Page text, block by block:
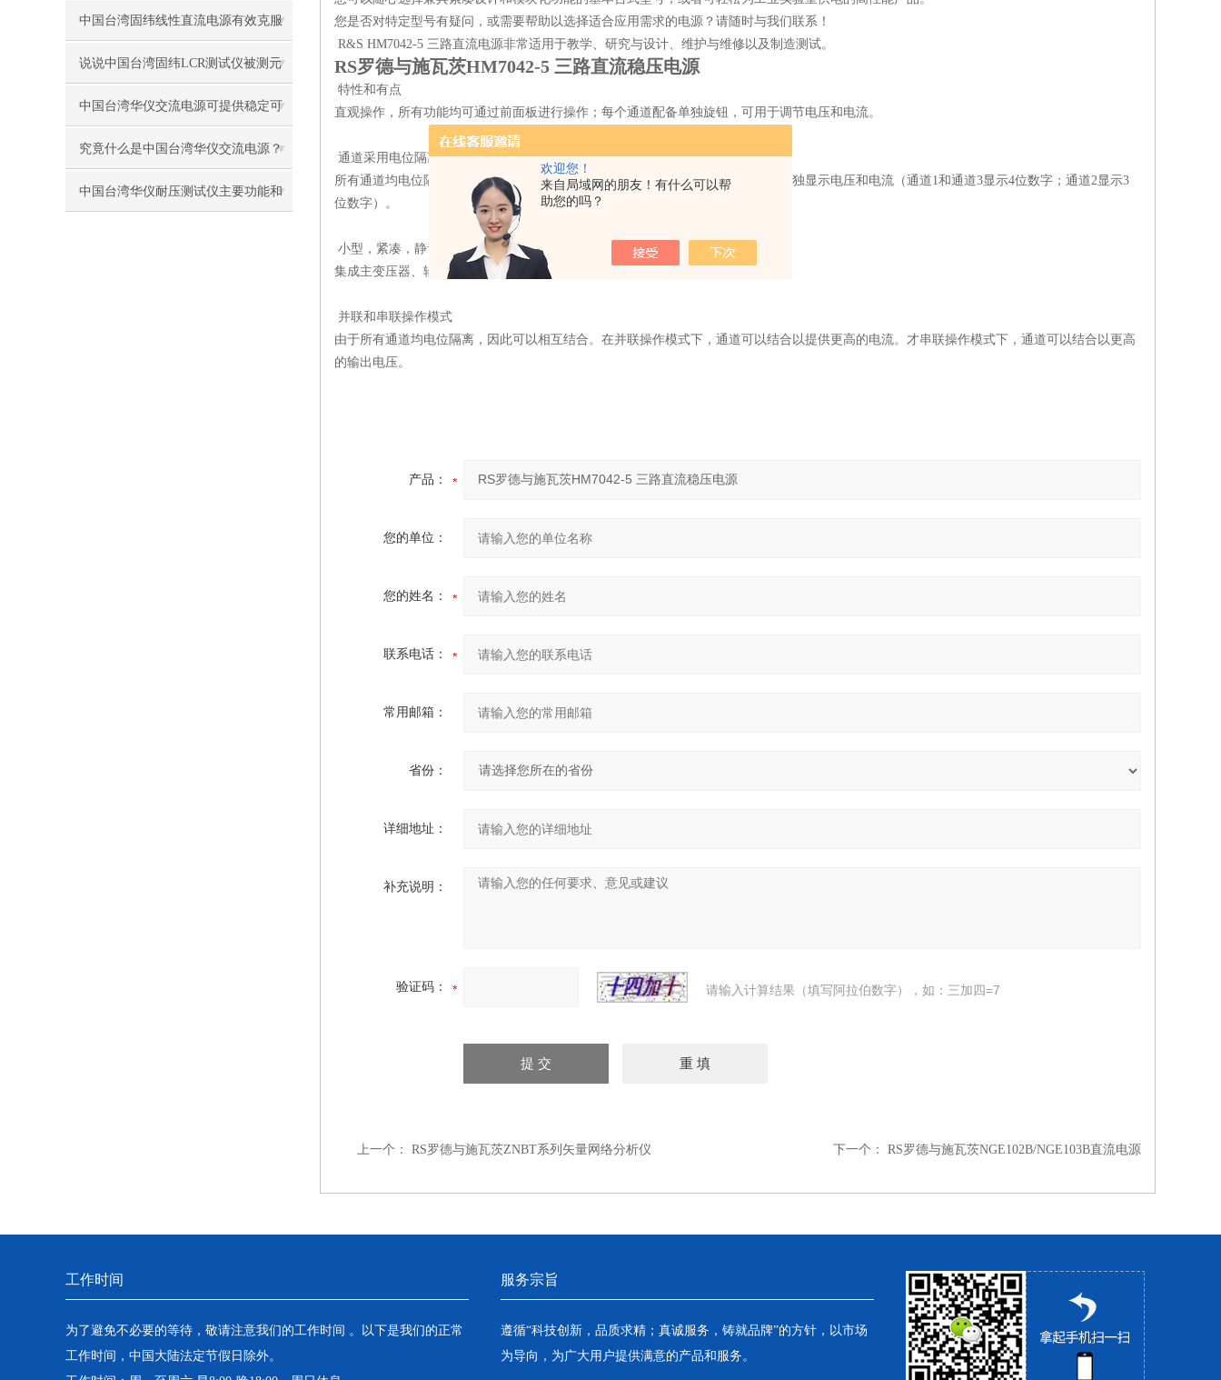
欢迎您！
来自局域网的朋友！有什么可以帮
助您的吗？
注意事项
中国台湾固纬线性直流电源有效克服
了传统电源的缺点
说说中国台湾固纬LCR测试仪被测元
件的接入方法
中国台湾华仪交流电源可提供稳定可
靠的功率输出
究竟什么是中国台湾华仪交流电源？
中国台湾华仪耐压测试仪主要功能和
您是否对特定型号有疑问，或需要帮助以选择适合应用需求的电源？请随时与我们联系！
R&S HM7042-5 三路直流电源非常适用于教学、研究与设计、维护与维修以及制造测试。
RS罗德与施瓦茨HM7042-5 三路直流稳压电源
特性和有点
直观操作，所有功能均可通过前面板进行操作；每个通道配备单独旋钮，可用于调节电压和电流。
通道采用电位隔离
所有通道均电位隔离，并且可以结合以提供更高的电压或电流。每个通道均支持单独显示电压和电流（通道1和通道3显示4位数字；通道2显示3
位数字）。
小型，紧凑，静音
集成主变压器、辅助开关调节器和额外的线性控制，减小重量和尺寸。
并联和串联操作模式
由于所有通道均电位隔离，因此可以相互结合。在并联操作模式下，通道可以结合以提供更高的电流。才串联操作模式下，通道可以结合以更高
的输出电压。
产品：
您的单位：
您的姓名：
联系电话：
常用邮箱：
省份：
详细地址：
补充说明：
验证码： 请输入计算结果（填写阿拉伯数字），如：三加四=7
上一个： RS罗德与施瓦茨ZNBT系列矢量网络分析仪 下一个： RS罗德与施瓦茨NGE102B/NGE103B直流电源
工作时间
为了避免不必要的等待，敬请注意我们的工作时间 。以下是我们的正常
工作时间，中国大陆法定节假日除外。
服务宗旨
遵循“科技创新，品质求精；真诚服务，铸就品牌”的方针，以市场
为导向，为广大用户提供满意的产品和服务。